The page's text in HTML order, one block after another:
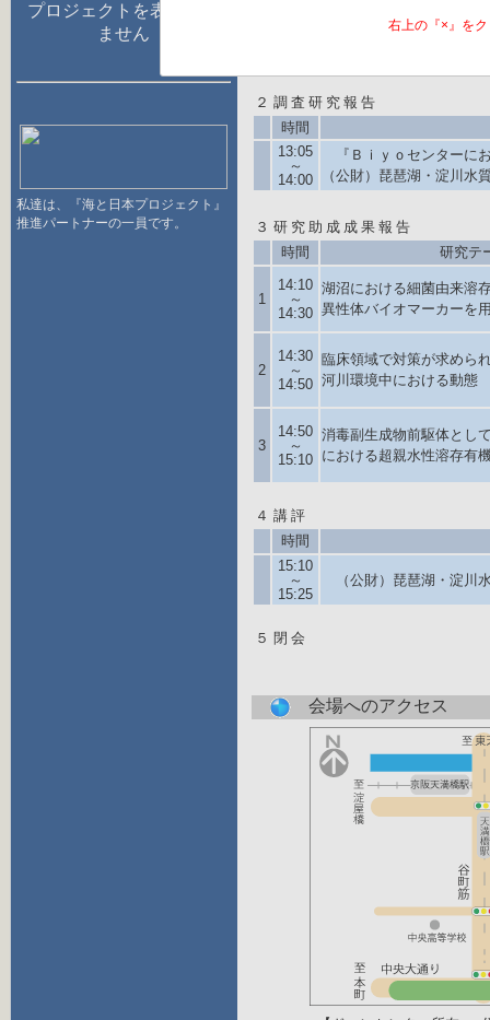
プロジェクトを表示でき
ません
私達は、『海と日本プロジェクト』
推進パートナーの一員です。
２ 調査研究報告
時間
13:05
～
14:00
『Ｂｉｙｏセンターに
（公財）琵琶湖・淀川
３ 研究助成成果報告
時間
研究テ
1
14:10
～
14:30
湖沼における細菌由来溶
異性体バイオマーカーを
2
14:30
～
14:50
臨床領域で対策が求めら
河川環境中における動態
3
14:50
～
15:10
消毒副生成物前駆体とし
における超親水性溶存有
４ 講評
時間
15:10
～
15:25
（公財）琵琶湖・淀川
５ 閉会
会場へのアクセス
右上の『×』を